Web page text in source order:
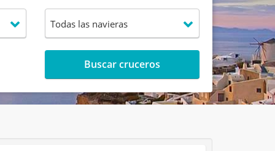
Buscar cruceros